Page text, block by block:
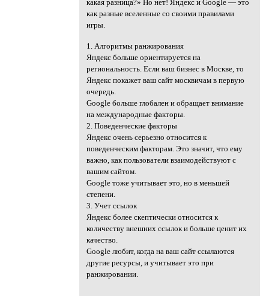
какая разница?» Но нет! Яндекс и Google — это
как разные вселенные со своими правилами
игры.
1. Алгоритмы ранжирования
Яндекс больше ориентируется на
региональность. Если ваш бизнес в Москве, то
Яндекс покажет ваш сайт москвичам в первую
очередь.
Google больше глобален и обращает внимание
на международные факторы.
2. Поведенческие факторы
Яндекс очень серьезно относится к
поведенческим факторам. Это значит, что ему
важно, как пользователи взаимодействуют с
вашим сайтом.
Google тоже учитывает это, но в меньшей
степени.
3. Учет ссылок
Яндекс более скептически относится к
количеству внешних ссылок и больше ценит их
качество.
Google любит, когда на ваш сайт ссылаются
другие ресурсы, и учитывает это при
ранжировании.